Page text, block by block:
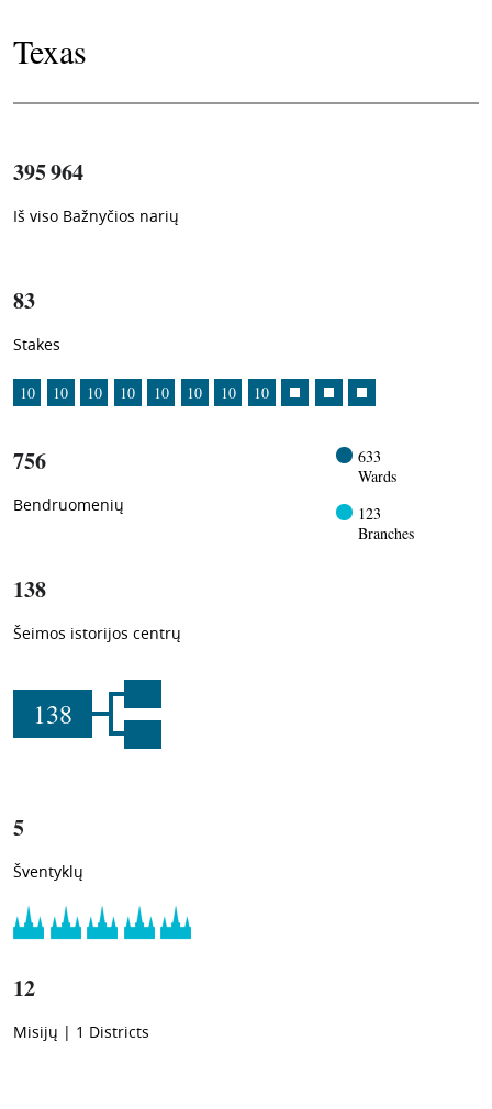
Texas
395 964
Iš viso Bažnyčios narių
1 -in-
83
Stakes
10 10 10 10 10 10 10 10
756
Bendruomenių
633
Wards
123
Branches
138
Šeimos istorijos centrų
138
5
Šventyklų
12
Misijų | 1 Districts